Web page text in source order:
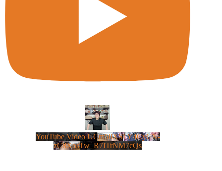
YouTube Video UCm5llXSLY4CyCX-
zC8XosTw_R7ITrNM7cQs